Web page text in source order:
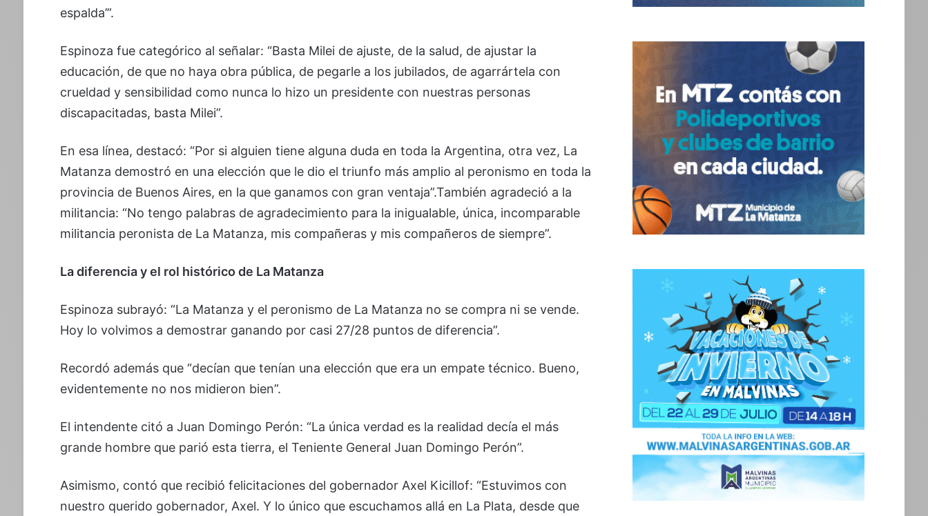
espalda’”.
Espinoza fue categórico al señalar: “Basta Milei de ajuste, de la salud, de ajustar la
educación, de que no haya obra pública, de pegarle a los jubilados, de agarrártela con
crueldad y sensibilidad como nunca lo hizo un presidente con nuestras personas
discapacitadas, basta Milei”.
En esa línea, destacó: “Por si alguien tiene alguna duda en toda la Argentina, otra vez, La
Matanza demostró en una elección que le dio el triunfo más amplio al peronismo en toda la
provincia de Buenos Aires, en la que ganamos con gran ventaja”.También agradeció a la
militancia: “No tengo palabras de agradecimiento para la inigualable, única, incomparable
militancia peronista de La Matanza, mis compañeras y mis compañeros de siempre”.
La diferencia y el rol histórico de La Matanza
Espinoza subrayó: “La Matanza y el peronismo de La Matanza no se compra ni se vende.
Hoy lo volvimos a demostrar ganando por casi 27/28 puntos de diferencia”.
Recordó además que “decían que tenían una elección que era un empate técnico. Bueno,
evidentemente no nos midieron bien”.
El intendente citó a Juan Domingo Perón: “La única verdad es la realidad decía el más
grande hombre que parió esta tierra, el Teniente General Juan Domingo Perón”.
Asimismo, contó que recibió felicitaciones del gobernador Axel Kicillof: “Estuvimos con
nuestro querido gobernador, Axel. Y lo único que escuchamos allá en La Plata, desde que